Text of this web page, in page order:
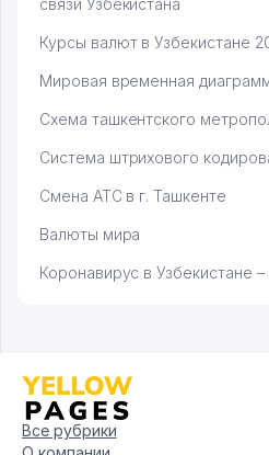
связи Узбекистана
Курсы валют в Узбекистане
Мировая временная
Схема ташкентского
Система штрихового
Смена АТС в г. Ташкенте
Валюты мира
Коронавирус в Узбекистане
Все рубрики